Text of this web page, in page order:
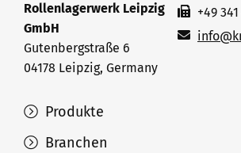
Produkte
Branchen
Rollenlagerwerk Leipzig
GmbH
Gutenbergstraße 6
04178 Leipzig, Germany
+49